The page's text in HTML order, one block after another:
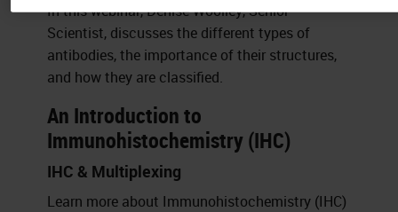
In this webinar, Denise Woolley, Senior
Scientist, discusses the different types of
antibodies, the importance of their structures,
and how they are classified.
An Introduction to
Immunohistochemistry (IHC)
IHC & Multiplexing
Learn more about Immunohistochemistry (IHC)